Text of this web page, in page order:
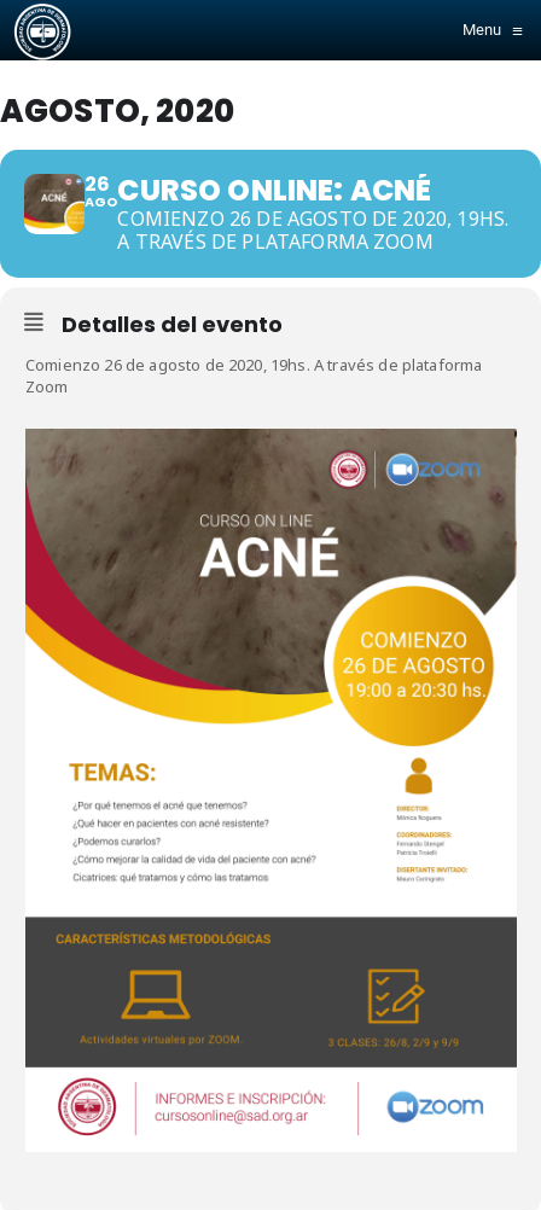
Menu ≡
AGOSTO, 2020
26
AGOCURSO ONLINE: ACNÉ
COMIENZO 26 DE AGOSTO DE 2020, 19HS.
A TRAVÉS DE PLATAFORMA ZOOM
Detalles del evento
Comienzo 26 de agosto de 2020, 19hs. A través de plataforma
Zoom